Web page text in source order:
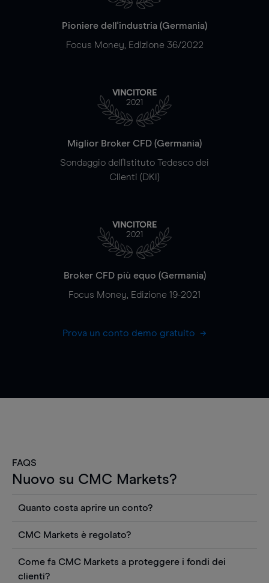
Pioniere dell'industria (Germania)
Focus Money, Edizione 36/2022
VINCITORE
2021
Miglior Broker CFD (Germania)
Sondaggio dell'Istituto Tedesco dei
Clienti (DKI)
VINCITORE
2021
Broker CFD più equo (Germania)
Focus Money, Edizione 19-2021
Prova un conto demo gratuito
FAQS
Nuovo su CMC Markets?
Quanto costa aprire un conto?
Puoi anche visualizzare gratuitamente i prezzi e
utilizzare strumenti come grafici, notizie Reuters
o rapporti quantitativi sui titoli azionari di
CMC Markets è regolato?
regolamentato dall'Autorità federale tedesca di
Come fa CMC Markets a proteggere i fondi dei
clienti?